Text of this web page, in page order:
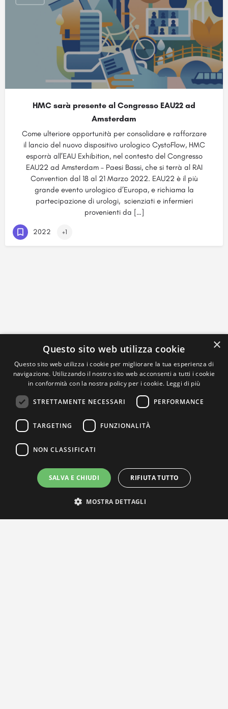
HMC sarà presente al Congresso EAU22 ad
Amsterdam
Come ulteriore opportunità per consolidare e rafforzare
il lancio del nuovo dispositivo urologico CystoFlow, HMC
esporrà all’EAU Exhibition, nel contesto del Congresso
EAU22 ad Amsterdam – Paesi Bassi, che si terrà al RAI
Convention dal 18 al 21 Marzo 2022. EAU22 è il più
grande evento urologico d’Europa, e richiama la
partecipazione di urologi, scienziati e infermieri
provenienti da […]
2022 +1
×
Questo sito web utilizza cookie
Questo sito web utilizza i cookie per migliorare la tua esperienza di
navigazione. Utilizzando il nostro sito web acconsenti a tutti i cookie
in conformità con la nostra policy per i cookie. Leggi di più
STRETTAMENTE NECESSARI PERFORMANCE
TARGETING FUNZIONALITÀ
NON CLASSIFICATI
SALVA E CHIUDI RIFIUTA TUTTO
MOSTRA DETTAGLI